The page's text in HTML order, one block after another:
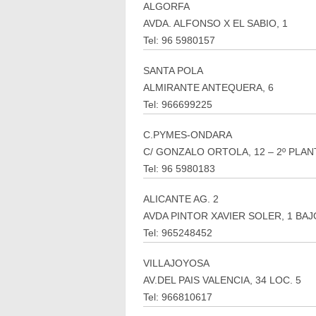
ALGORFA
AVDA. ALFONSO X EL SABIO, 1
Tel: 96 5980157
SANTA POLA
ALMIRANTE ANTEQUERA, 6
Tel: 966699225
C.PYMES-ONDARA
C/ GONZALO ORTOLA, 12 – 2º
Tel: 96 5980183
ALICANTE AG. 2
AVDA PINTOR XAVIER SOLER, 1
Tel: 965248452
VILLAJOYOSA
AV.DEL PAIS VALENCIA, 34 LOC. 5
Tel: 966810617